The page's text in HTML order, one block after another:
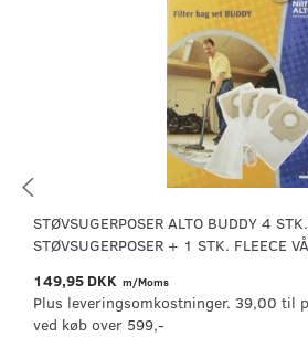
STØVSUGERPOSER ALTO BUDDY 4
STØVSUGERPOSER + 1 STK. FLEECE
149,95 DKK m/Moms
Plus leveringsomkostninger. 39,00 til
ved køb over 599,-